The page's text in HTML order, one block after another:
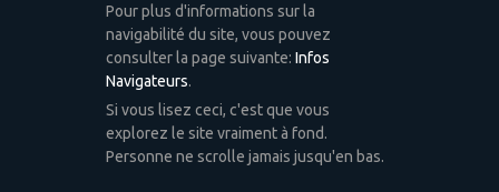
Pour plus d'informations sur la
navigabilité du site, vous pouvez
consulter la page suivante: Infos
Navigateurs.
Si vous lisez ceci, c'est que vous
explorez le site vraiment à fond.
Personne ne scrolle jamais jusqu'en bas.